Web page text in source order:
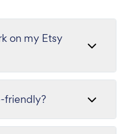
on my Etsy
friendly?